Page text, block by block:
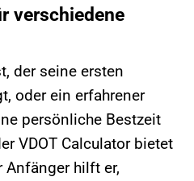
verschiedene
der seine ersten
oder ein erfahrener
persönliche Bestzeit
VDOT Calculator bietet
Anfänger hilft er,